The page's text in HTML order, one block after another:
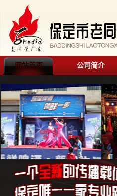
网站首页 公司简介